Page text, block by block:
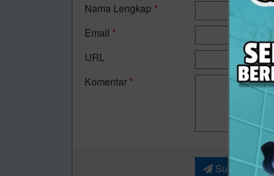
Nama Lengkap *
Email *
URL
Komentar *
Submit